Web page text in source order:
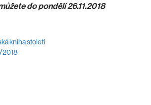
do pondělí 26.11.2018
kniha století
2018